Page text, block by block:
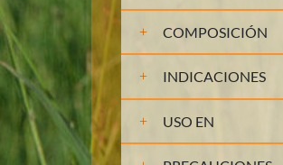
COMPOSICIÓN
INDICACIONES
USO EN